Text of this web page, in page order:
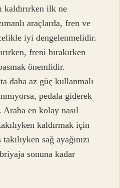
kaldırırken ilk ne
araçlarda, fren ve
iyi dengelenmelidir.
freni bırakırken
önemlidir.
daha az güç kullanmalı
pedala giderek
Araba en kolay nasıl
kaldırmak için
sağ ayağınızı
sonuna kadar